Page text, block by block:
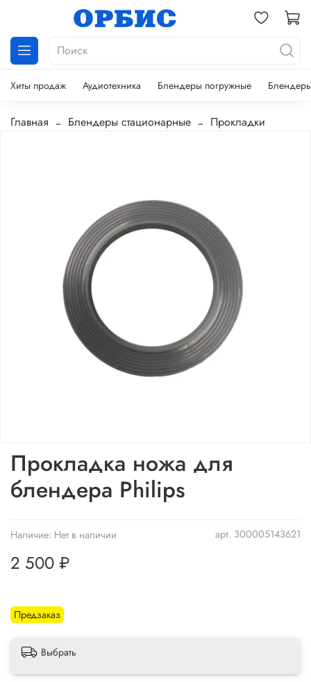
Хиты продаж Аудиотехника Блендеры погружные
Главная Блендеры стационарные Прокладки
арт. 300005143621
Наличие: Нет в наличии
Предзаказ
Прокладка ножа для
блендера Philips
2 500 ₽
Выбрать